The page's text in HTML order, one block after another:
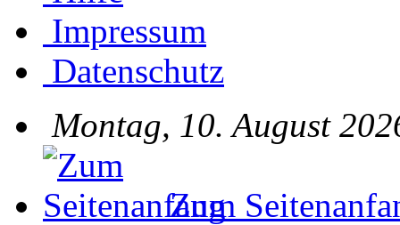
Impressum
Datenschutz
Montag, 10. August
Zum